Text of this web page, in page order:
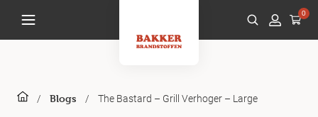
0
/ Blogs / The Bastard – Grill Verhoger – Large